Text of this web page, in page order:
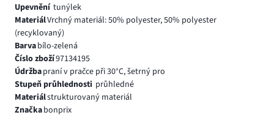
Upevnění tunýlek
MateriálVrchný materiál: 50% polyester, 50% polyester
(recyklovaný)
Barvabílo-zelená
Číslo zboží97134195
Údržbapraní v pračce při 30°C, šetrný pro
Stupeň průhlednosti průhledné
Materiálstrukturovaný materiál
Značkabonprix